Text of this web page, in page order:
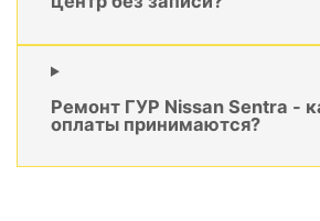
Ремонт ГУР Nissan Sentra -
оплаты принимаются?